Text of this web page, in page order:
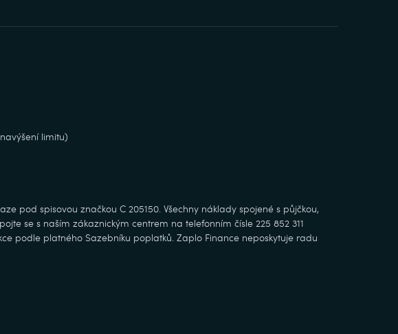
limitu)
pod spisovou značkou C 205150. Všechny náklady spojené s půjčkou,
se s naším zákaznickým centrem na telefonním čísle 225 852 311
podle platného Sazebníku poplatků. Zaplo Finance neposkytuje radu